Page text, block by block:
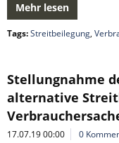
Mehr lesen
Tags:Streitbeilegung,
Stellungnahme
alternative
17.07.19 00:00 0